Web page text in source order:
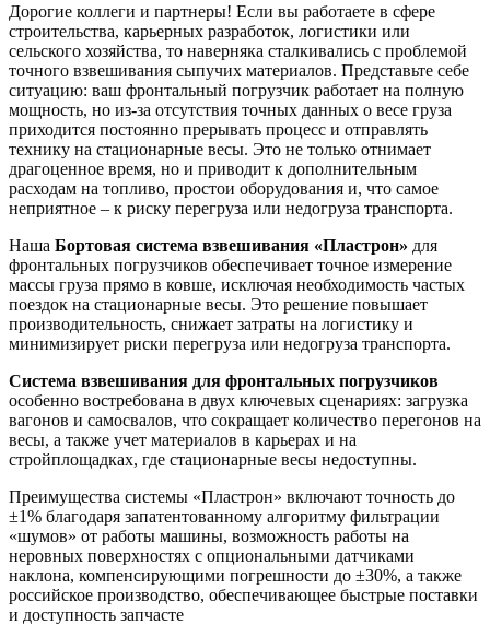
Дорогие коллеги и партнеры! Если вы работаете в сфере
строительства, карьерных разработок, логистики или
сельского хозяйства, то наверняка сталкивались с проблемой
точного взвешивания сыпучих материалов. Представьте себе
ситуацию: ваш фронтальный погрузчик работает на полную
мощность, но из-за отсутствия точных данных о весе груза
приходится постоянно прерывать процесс и отправлять
технику на стационарные весы. Это не только отнимает
драгоценное время, но и приводит к дополнительным
расходам на топливо, простои оборудования и, что самое
неприятное – к риску перегруза или недогруза транспорта.
Наша Бортовая система взвешивания «Пластрон» для
фронтальных погрузчиков обеспечивает точное измерение
массы груза прямо в ковше, исключая необходимость частых
поездок на стационарные весы. Это решение повышает
производительность, снижает затраты на логистику и
минимизирует риски перегруза или недогруза транспорта.
Система взвешивания для фронтальных погрузчиков
особенно востребована в двух ключевых сценариях: загрузка
вагонов и самосвалов, что сокращает количество перегонов на
весы, а также учет материалов в карьерах и на
стройплощадках, где стационарные весы недоступны.
Преимущества системы «Пластрон» включают точность до
±1% благодаря запатентованному алгоритму фильтрации
«шумов» от работы машины, возможность работы на
неровных поверхностях с опциональными датчиками
наклона, компенсирующими погрешности до ±30%, а также
российское производство, обеспечивающее быстрые поставки
и доступность запчасте